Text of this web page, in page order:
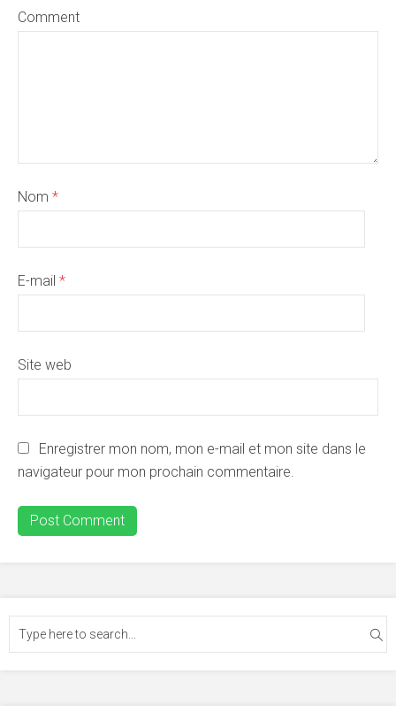
Comment
Nom *
E-mail *
Site web
Enregistrer mon nom, mon e-mail et mon site dans le
navigateur pour mon prochain commentaire.